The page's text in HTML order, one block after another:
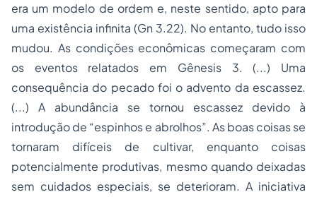
era um modelo de ordem e, neste sentido, apto para
uma existência infinita (Gn 3.22). No entanto, tudo isso
mudou. As condições econômicas começaram com
os eventos relatados em Gênesis 3. (...) Uma
consequência do pecado foi o advento da escassez.
(...) A abundância se tornou escassez devido à
introdução de “espinhos e abrolhos”. As boas coisas se
tornaram difíceis de cultivar, enquanto coisas
potencialmente produtivas, mesmo quando deixadas
sem cuidados especiais, se deterioram. A iniciativa